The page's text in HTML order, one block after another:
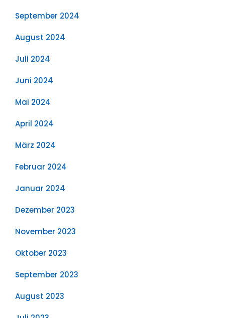
September 2024
August 2024
Juli 2024
Juni 2024
Mai 2024
April 2024
März 2024
Februar 2024
Januar 2024
Dezember 2023
November 2023
Oktober 2023
September 2023
August 2023